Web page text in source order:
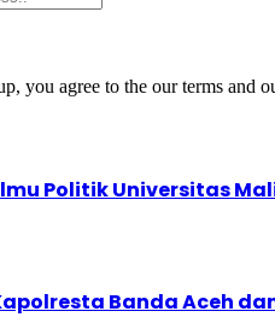
you agree to the our terms and
Politik Universitas
Banda Aceh